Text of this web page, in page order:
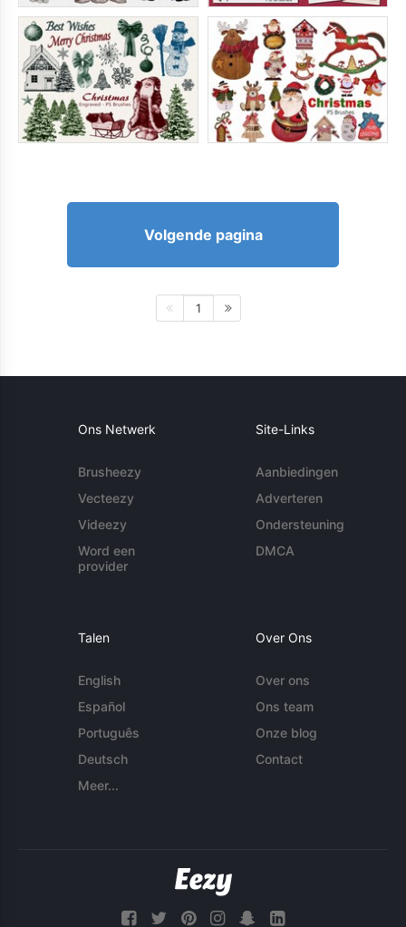
Volgende pagina
1
Ons Netwerk
Brusheezy
Vecteezy
Videezy
Word een
provider
Site-Links
Aanbiedingen
Adverteren
Ondersteuning
DMCA
Talen
English
Español
Português
Deutsch
Meer...
Over Ons
Over ons
Ons team
Onze blog
Contact